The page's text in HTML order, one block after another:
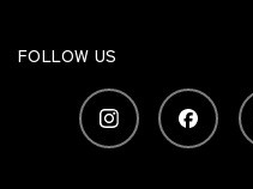
FOLLOW US